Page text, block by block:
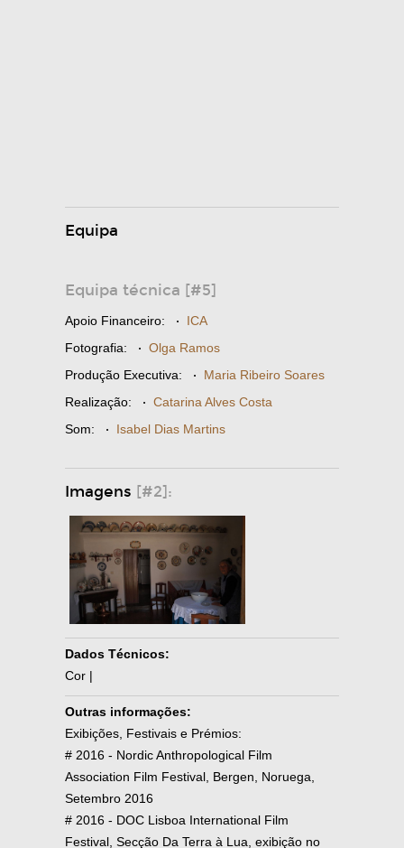
Equipa
Equipa técnica [#5]
Apoio Financeiro: · ICA
Fotografia: · Olga Ramos
Produção Executiva: · Maria Ribeiro Soares
Realização: · Catarina Alves Costa
Som: · Isabel Dias Martins
Imagens [#2]:
Dados Técnicos:
Cor |
Outras informações:
Exibições, Festivais e Prémios:
# 2016 - Nordic Anthropological Film
Association Film Festival, Bergen, Noruega,
Setembro 2016
# 2016 - DOC Lisboa International Film
Festival, Secção Da Terra à Lua, exibição no